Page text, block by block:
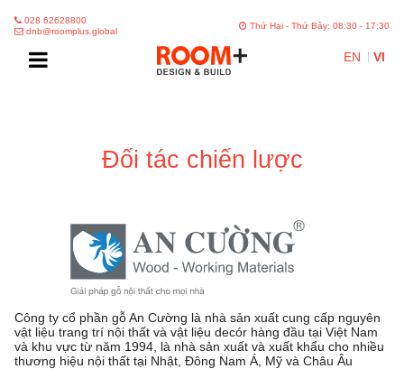
028 62628800
dnb@roomplus.global
Thứ Hai - Thứ Bảy: 08:30 - 17:30
EN VI
Đối tác chiến lược
Công ty cổ phần gỗ An Cường là nhà sản xuất cung cấp nguyên
vật liệu trang trí nội thất và vật liệu decór hàng đầu tại Việt Nam
và khu vực từ năm 1994, là nhà sản xuất và xuất khẩu cho nhiều
thương hiệu nội thất tại Nhật, Đông Nam Á, Mỹ và Châu Âu